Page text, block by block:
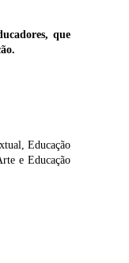
que
Educação
e Educação